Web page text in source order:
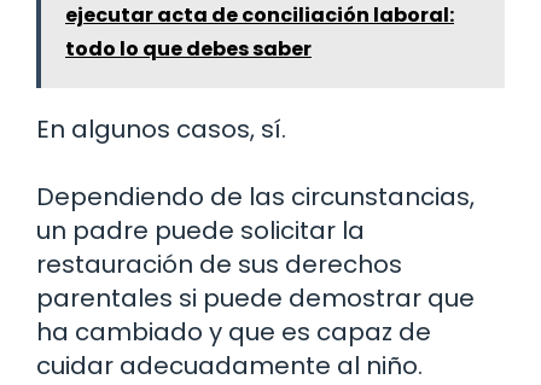
ejecutar acta de conciliación laboral:
todo lo que debes saber
En algunos casos, sí.
Dependiendo de las circunstancias,
un padre puede solicitar la
restauración de sus derechos
parentales si puede demostrar que
ha cambiado y que es capaz de
cuidar adecuadamente al niño.